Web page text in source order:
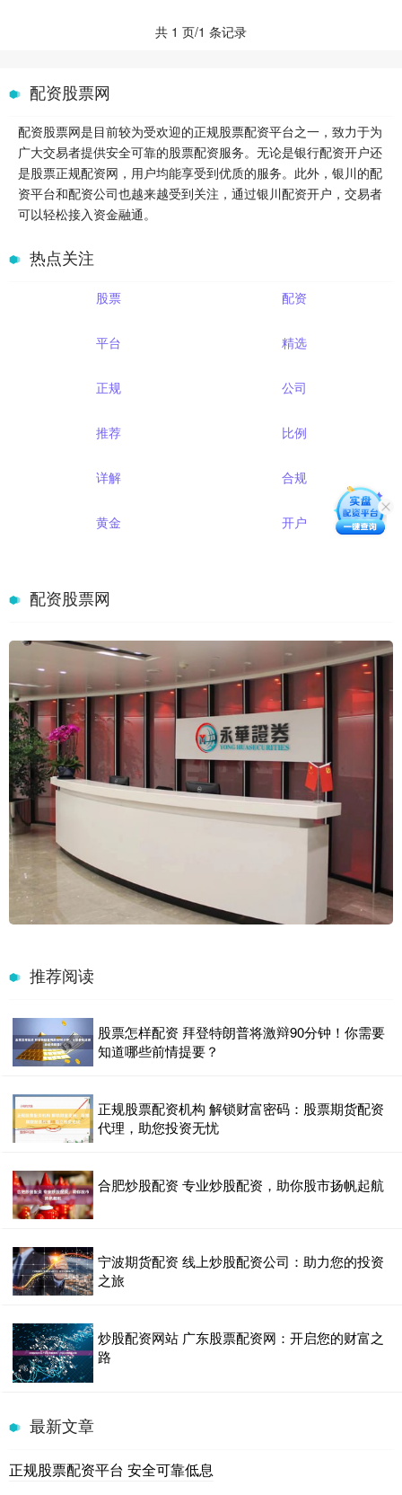
共 1 页/1 条记录
配资股票网
配资股票网是目前较为受欢迎的正规股票配资平台之一，致力于为
广大交易者提供安全可靠的股票配资服务。无论是银行配资开户还
是股票正规配资网，用户均能享受到优质的服务。此外，银川的配
资平台和配资公司也越来越受到关注，通过银川配资开户，交易者
可以轻松接入资金融通。
热点关注
股票 配资
平台 精选
正规 公司
推荐 比例
详解 合规
黄金 开户
配资股票网
推荐阅读
股票怎样配资 拜登特朗普将激辩90分钟！你需要
知道哪些前情提要？
正规股票配资机构 解锁财富密码：股票期货配资
代理，助您投资无忧
合肥炒股配资 专业炒股配资，助你股市扬帆起航
宁波期货配资 线上炒股配资公司：助力您的投资
之旅
炒股配资网站 广东股票配资网：开启您的财富之
路
最新文章
正规股票配资平台 安全可靠低息